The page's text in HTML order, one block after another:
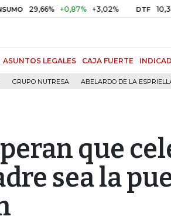
+0,87% +3,02% DTF 10,34%
ASUNTOS LEGALES CAJA FUERTE
GRUPO NUTRESA ABELARDO DE LA
que
sea la